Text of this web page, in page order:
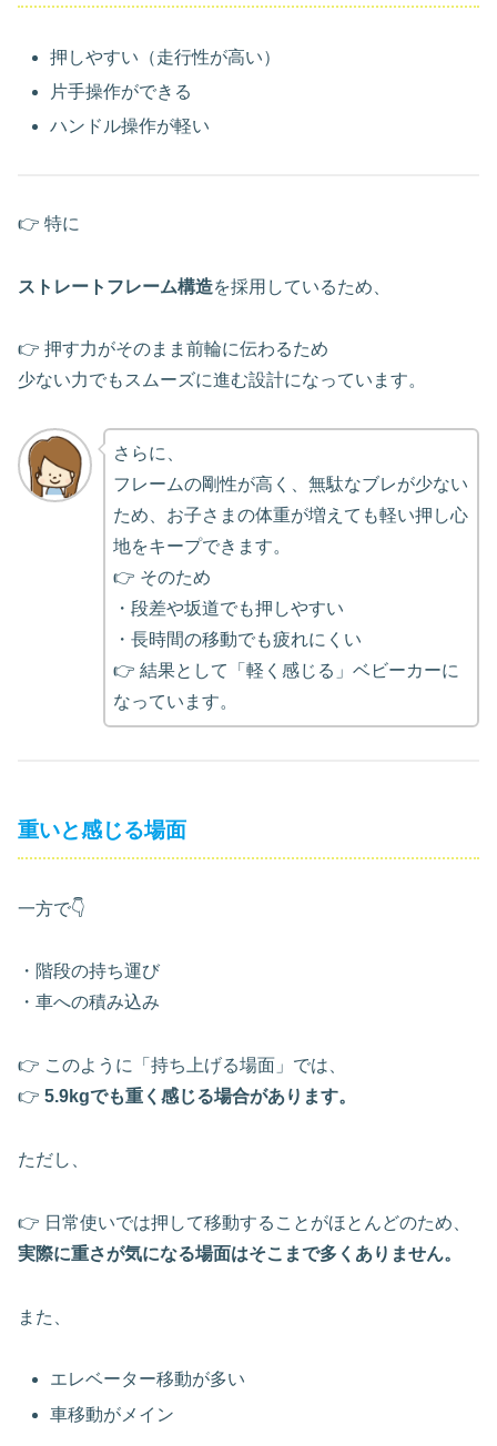
押しやすい（走行性が高い）
片手操作ができる
ハンドル操作が軽い
👉 特に
ストレートフレーム構造を採用しているため、
👉 押す力がそのまま前輪に伝わるため
少ない力でもスムーズに進む設計になっています。
さらに、
フレームの剛性が高く、無駄なブレが少ない
ため、お子さまの体重が増えても軽い押し心
地をキープできます。
👉 そのため
・段差や坂道でも押しやすい
・長時間の移動でも疲れにくい
👉 結果として「軽く感じる」ベビーカーに
なっています。
重いと感じる場面
一方で👇
・階段の持ち運び
・車への積み込み
👉 このように「持ち上げる場面」では、
👉 5.9kgでも重く感じる場合があります。
ただし、
👉 日常使いでは押して移動することがほとんどのため、
実際に重さが気になる場面はそこまで多くありません。
また、
エレベーター移動が多い
車移動がメイン